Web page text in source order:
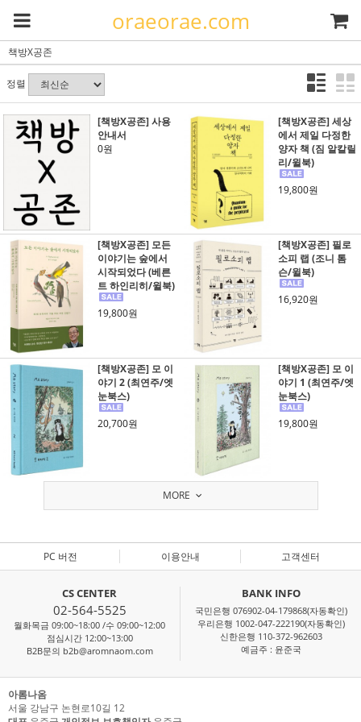
oraeorae.com
책방X공존
정렬
[책방X공존] 사용
안내서
0원
[책방X공존] 세상
에서 제일 다정한
양자 책 (짐 알칼릴
리/윌북)
19,800원
[책방X공존] 모든
이야기는 숲에서
시작되었다 (베른
트 하인리히/윌북)
19,800원
[책방X공존] 필로
소피 랩 (조니 톰
슨/윌북)
16,920원
[책방X공존] 모 이
야기 2 (최연주/엣
눈북스)
20,700원
[책방X공존] 모 이
야기 1 (최연주/엣
눈북스)
19,800원
MORE
PC 버전 이용안내 고객센터
CS CENTER
02-564-5525
월화목금 09:00~18:00 /수 09:00~12:00
점심시간 12:00~13:00
B2B문의 b2b@aromnaom.com
BANK INFO
국민은행 076902-04-179868(자동확인)
우리은행 1002-047-222190(자동확인)
신한은행 110-372-962603
예금주 : 윤준국
아롬나옴
서울 강남구 논현로10길 12